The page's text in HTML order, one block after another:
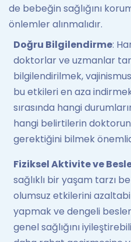
de bebeğin sağlığını
önlemler alınmalıdır.
Doğru Bilgilendirme:
doktorlar ve uzmanlar
bilgilendirilmek,
bu etkileri en aza
sırasında hangi
hangi belirtilerin
gerektiğini bilmek
Fiziksel Aktivite ve
sağlıklı bir yaşam tarzı
olumsuz etkilerini
yapmak ve dengeli
genel sağlığını